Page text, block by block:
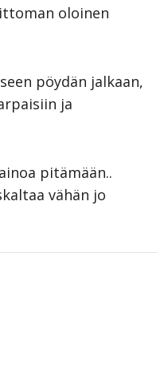
oloinen
pöydän jalkaan,
ja
pitämään..
vähän jo